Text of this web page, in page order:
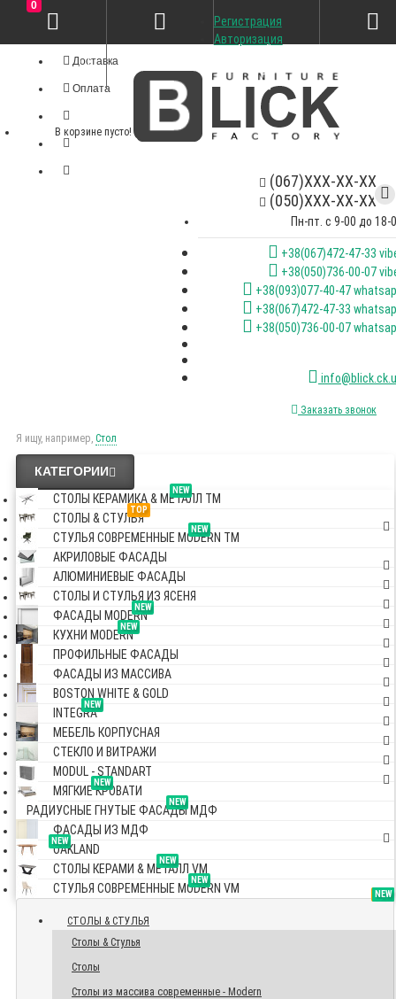
Доставка
Оплата
(067)XXX-XX-XX
(050)XXX-XX-XX
Пн-пт. с 9-00 до 18-
+38(067)472-47-33
+38(050)736-00-07
+38(093)077-40-47
+38(067)472-47-33
+38(050)736-00-07
Заказать звонок
Я ищу, например, Стол
Регистрация
Авторизация
0
В корзине пусто!
КАТЕГОРИИ
NEW
СТОЛЫ КЕРАМИКА & МЕТАЛЛ TM
TOP
СТОЛЫ & СТУЛЬЯ
NEW
СТУЛЬЯ СОВРЕМЕННЫЕ MODERN TM
АКРИЛОВЫЕ ФАСАДЫ
АЛЮМИНИЕВЫЕ ФАСАДЫ
СТОЛЫ И СТУЛЬЯ ИЗ ЯСЕНЯ
NEW
ФАСАДЫ MODERN
NEW
КУХНИ MODERN
ПРОФИЛЬНЫЕ ФАСАДЫ
ФАСАДЫ ИЗ МАССИВА
BOSTON WHITE & GOLD
NEW
INTEGRA
МЕБЕЛЬ КОРПУСНАЯ
СТЕКЛО И ВИТРАЖИ
MODUL - STANDART
NEW
МЯГКИЕ КРОВАТИ
NEW
РАДИУСНЫЕ ГНУТЫЕ ФАСАДЫ МДФ
ФАСАДЫ ИЗ МДФ
NEW
OAKLAND
NEW
СТОЛЫ КЕРАМИ & МЕТАЛЛ VM
NEW
СТУЛЬЯ СОВРЕМЕННЫЕ MODERN VM TOP
СТОЛЫ & СТУЛЬЯ
Столы & Стулья
Столы
Столы из массива современные - Modern
NEW
NEW
NEW